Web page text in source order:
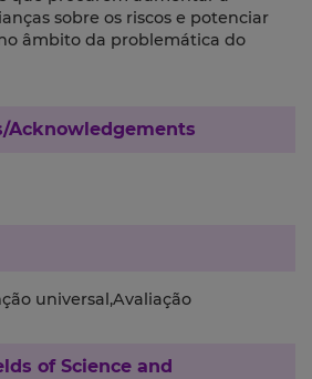
sobre os riscos e potenciar
âmbito da problemática do
Acknowledgements
universal,Avaliação
of Science and